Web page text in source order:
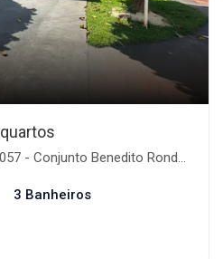
Benedito Rondon, Rio Brilhante-MS
3 Banheiros